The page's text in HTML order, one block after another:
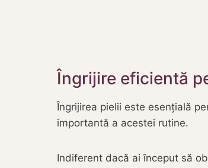
Îngrijire eficientă
Îngrijirea pielii este esențială
importantă a acestei rutine.
Indiferent dacă ai început să